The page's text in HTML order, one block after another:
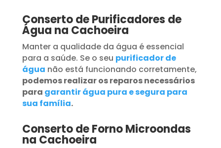
Conserto de Purificadores de
Água na Cachoeira
Manter a qualidade da água é essencial
para a saúde. Se o seu purificador de
água não está funcionando corretamente,
podemos realizar os reparos necessários
para garantir água pura e segura para
sua família.
Conserto de Forno Microondas
na Cachoeira